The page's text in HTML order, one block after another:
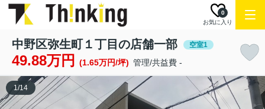
お気に入り
0
中野区弥生町１丁目の店舗一部 空室1
49.88万円 (1.65万円/坪) 管理/共益費 -
1/14